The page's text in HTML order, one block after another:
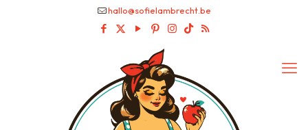
hallo@sofielambrecht.be